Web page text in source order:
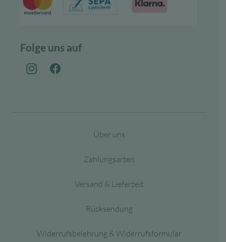
Folge uns auf
Über uns
Zahlungsarten
Versand & Lieferzeit
Rücksendung
Widerrufsbelehrung & Widerrufsformular